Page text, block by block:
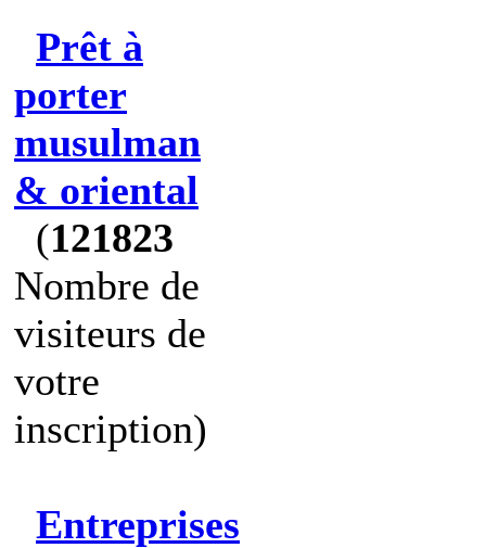
Prêt à
porter
musulman
& oriental
(121823
Nombre de
visiteurs de
votre
inscription)
Entreprises